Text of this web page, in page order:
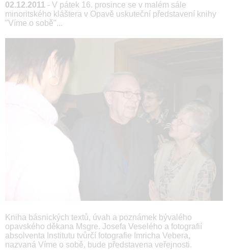
02.12.2011 - V pátek 16. prosince se v malém sále
minoritského kláštera v Opavě uskuteční představení knihy
"Víme o sobě"...
Kniha básnických textů, úvah a poznámek bývalého
opavského děkana Msgre. Josefa Veselého a fotografií
absolventa Institutu tvůrčí fotografie Imricha Vebera,
nazvaná Víme o sobě, bude představena veřejnosti.